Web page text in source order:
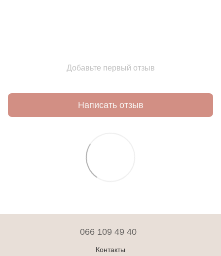
Добавьте первый отзыв
Написать отзыв
066 109 49 40
Контакты